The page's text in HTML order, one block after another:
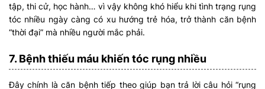
tập, thi cử, học hành… vì vậy không khó hiểu khi tình trạng rụng
tóc nhiều ngày càng có xu hướng trẻ hóa, trở thành căn bệnh
“thời đại” mà nhiều người mắc phải.
7. Bệnh thiếu máu khiến tóc rụng nhiều
Đây chính là căn bệnh tiếp theo giúp bạn trả lời câu hỏi “rụng